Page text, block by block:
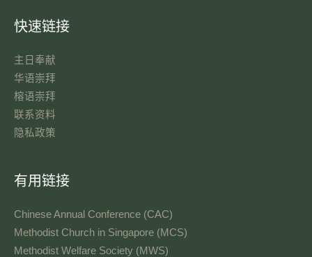
快速链接
主日奉献​
华语崇拜
榕语崇拜
联系资料​
隐私政策
有用链接
Chinese Annual Conference (CAC)
Methodist Church in Singapore (MCS)
Methodist Welfare Society (MWS)